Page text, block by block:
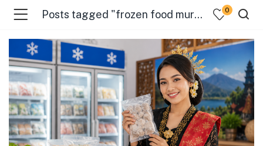
Posts tagged "frozen food murah" 0